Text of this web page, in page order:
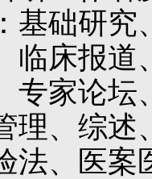
础研究
临床报
专家论坛
理、综述
法、医案